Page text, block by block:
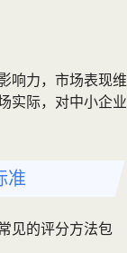
响力，市场表现维
实际，对中小企业
准
见的评分方法包